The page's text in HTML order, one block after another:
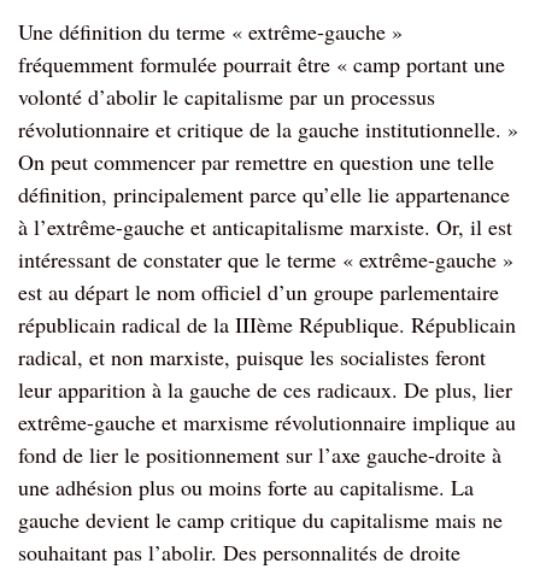
Une définition du terme « extrême-gauche »
fréquemment formulée pourrait être « camp portant une
volonté d’abolir le capitalisme par un processus
révolutionnaire et critique de la gauche institutionnelle. »
On peut commencer par remettre en question une telle
définition, principalement parce qu’elle lie appartenance
à l’extrême-gauche et anticapitalisme marxiste. Or, il est
intéressant de constater que le terme « extrême-gauche »
est au départ le nom officiel d’un groupe parlementaire
républicain radical de la IIIème République. Républicain
radical, et non marxiste, puisque les socialistes feront
leur apparition à la gauche de ces radicaux. De plus, lier
extrême-gauche et marxisme révolutionnaire implique au
fond de lier le positionnement sur l’axe gauche-droite à
une adhésion plus ou moins forte au capitalisme. La
gauche devient le camp critique du capitalisme mais ne
souhaitant pas l’abolir. Des personnalités de droite